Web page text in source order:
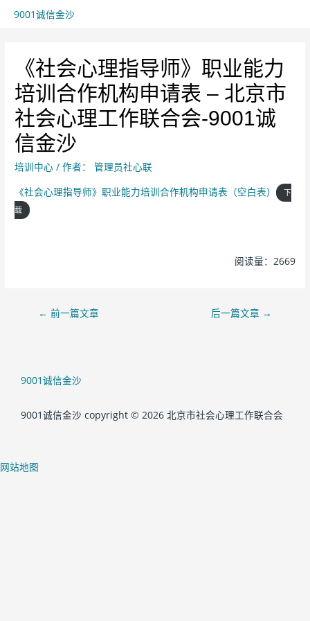
9001诚信金沙
《社会心理指导师》职业能力
培训合作机构申请表 – 北京市
社会心理工作联合会-9001诚
信金沙
培训中心 / 作者：
管理员社心联
《社会心理指导师》职业能力培训合作机构申请表（空白表）
下
载
阅读量：2669
← 前一篇文章 后一篇文章 →
9001诚信金沙
9001诚信金沙 copyright © 2026 北京市社会心理工作联合会
网站地图